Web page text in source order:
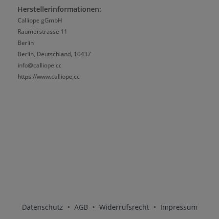
Herstellerinformationen:
Calliope gGmbH
Raumerstrasse 11
Berlin
Berlin, Deutschland, 10437
info@calliope.cc
https://www.calliope,cc
Datenschutz • AGB • Widerrufsrecht • Impressum